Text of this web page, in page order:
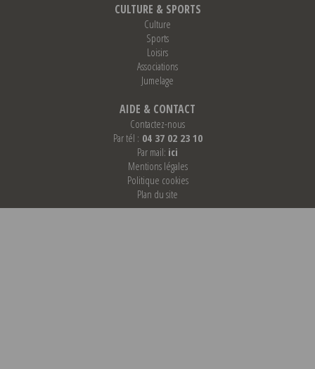
CULTURE & SPORTS
Culture
Sports
Loisirs
Associations
Jumelage
AIDE & CONTACT
Contactez-nous
Par tél : 04 37 02 23 10
Par mail: ici
Mentions légales
Politique cookies
Plan du site